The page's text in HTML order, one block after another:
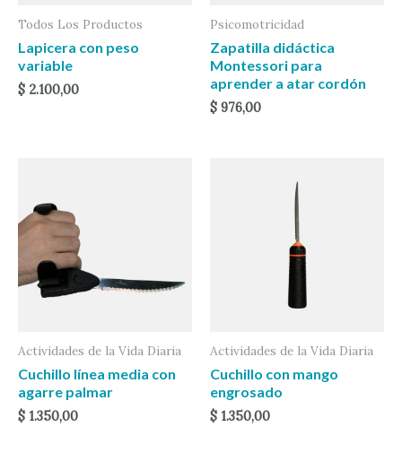
Todos Los Productos
Lapicera con peso
variable
$ 2.100,00
Psicomotricidad
Zapatilla didáctica
Montessori para
aprender a atar cordón
$ 976,00
Actividades de la Vida Diaria
Cuchillo línea media con
agarre palmar
$ 1.350,00
Actividades de la Vida Diaria
Cuchillo con mango
engrosado
$ 1.350,00